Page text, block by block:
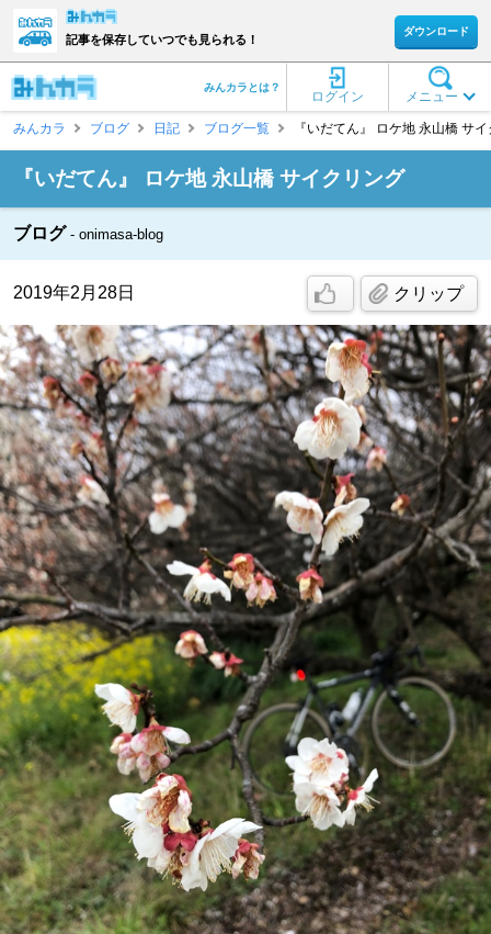
記事を保存していつでも見られる！
ダウンロード
メニュー
ログイン
みんカラとは？
みんカラ ブログ 日記 ブログ一覧 『いだてん』 ロケ地 永山橋 サ
『いだてん』 ロケ地 永山橋 サイクリング
ブログ onimasa-blog
2019年2月28日 クリップ